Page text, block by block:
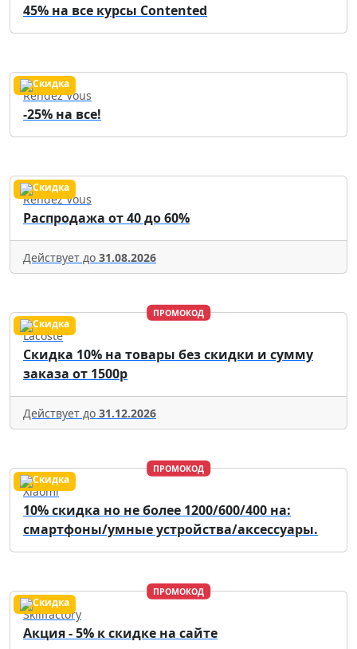
45% на все курсы Contented
Rendez Vous
-25% на все!
Rendez Vous
Распродажа от 40 до 60%
Действует до 31.08.2026
ПРОМОКОД
Lacoste
Скидка 10% на товары без скидки и сумму
заказа от 1500р
Действует до 31.12.2026
ПРОМОКОД
Xiaomi
10% скидка но не более 1200/600/400 на:
смартфоны/умные устройства/аксессуары.
ПРОМОКОД
Skillfactory
Акция - 5% к скидке на сайте